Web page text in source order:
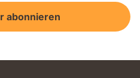
abonnieren